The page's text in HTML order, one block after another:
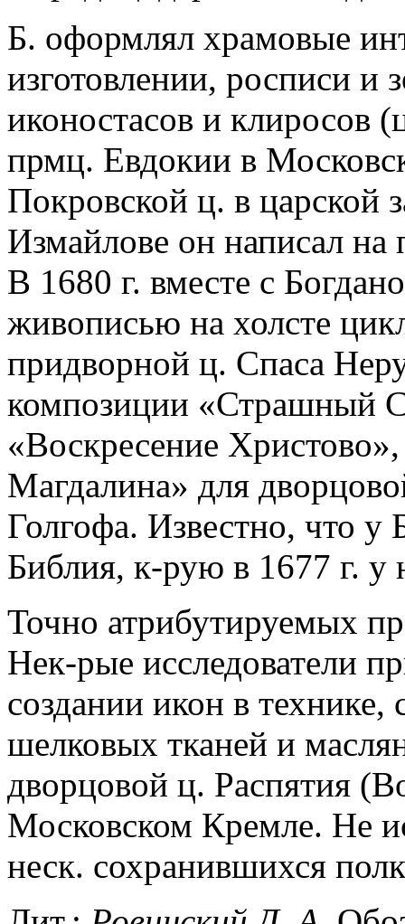
Б. оформлял храмовые
изготовлении, росписи и
иконостасов и клиросов
прмц. Евдокии в
Покровской ц. в царской
Измайлове он написал на
В 1680 г. вместе с
живописью на холсте
придворной ц. Спаса
композиции «Страшный
«Воскресение
Магдалина» для
Голгофа. Известно, что у
Библия, к-рую в 1677 г. у
Точно атрибутируемых
Нек-рые исследователи
создании икон в
шелковых тканей и
дворцовой ц. Распятия
Московском Кремле. Не
неск. сохранившихся